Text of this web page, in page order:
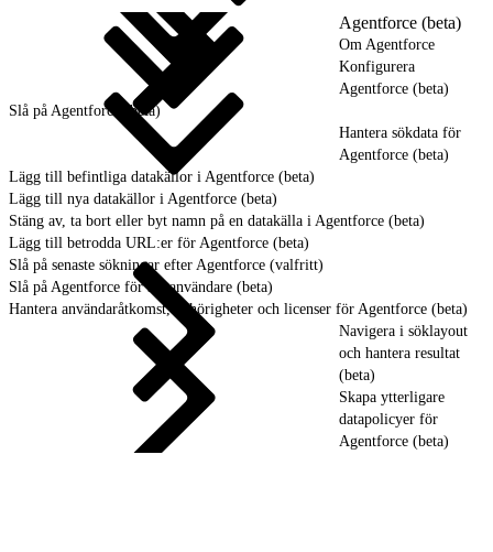
Agentforce (beta)
Om Agentforce
Konfigurera
Agentforce (beta)
Slå på Agentforce (beta)
Hantera sökdata för
Agentforce (beta)
Lägg till befintliga datakällor i Agentforce (beta)
Lägg till nya datakällor i Agentforce (beta)
Stäng av, ta bort eller byt namn på en datakälla i Agentforce (beta)
Lägg till betrodda URL:er för Agentforce (beta)
Slå på senaste sökningar efter Agentforce (valfritt)
Slå på Agentforce för slutanvändare (beta)
Hantera användaråtkomst, behörigheter och licenser för Agentforce (beta)
Navigera i söklayout
och hantera resultat
(beta)
Skapa ytterligare
datapolicyer för
Agentforce (beta)